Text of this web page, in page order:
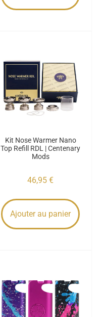
Kit Nose Warmer Nano
Top Refill RDL | Centenary
Mods
46,95 €
Ajouter au panier